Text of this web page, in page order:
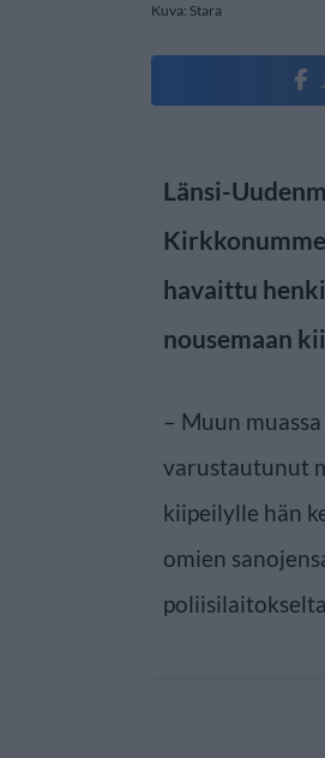
Kuva: Stara
Länsi-
havaittu
nousemaan
– Muun
varustautunut
kiipeilylle hän
omien